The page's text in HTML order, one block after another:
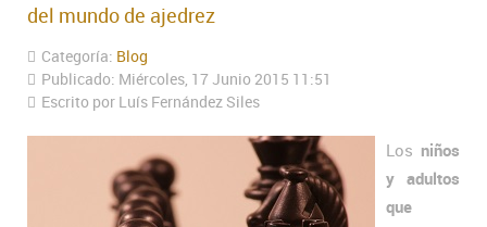
del mundo de ajedrez
Categoría: Blog
Publicado: Miércoles, 17 Junio 2015 11:51
Escrito por Luís Fernández Siles
Los niños
y adultos
que